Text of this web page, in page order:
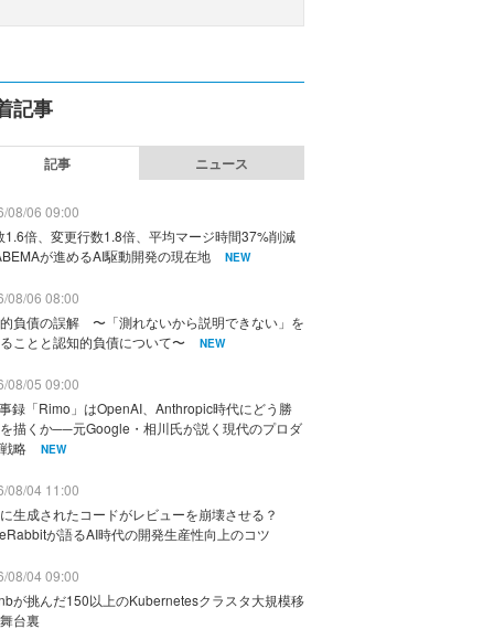
記事
記事 ニュース
08/06 09:00
1.6倍、変更行数1.8倍、平均マージ時間37%削減
が進めるAI駆動開発の現在地
NEW
08/06 08:00
負債の誤解 〜「測れないから説明できない」を
ことと認知的負債について〜
NEW
08/05 09:00
録「Rimo」はOpenAI、Anthropic時代にどう勝
描くか──元Google・相川氏が説く現代のプロダ
略
NEW
08/04 11:00
生成されたコードがレビューを崩壊させる？
が語るAI時代の開発生産性向上のコツ
08/04 09:00
が挑んだ150以上のKubernetesクラスタ大規模移
台裏